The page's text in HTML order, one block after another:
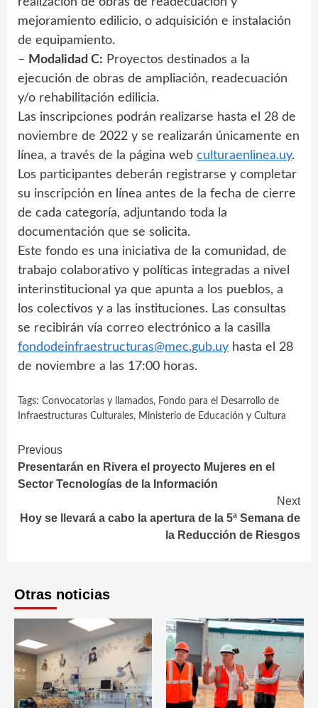
mejoramiento edilicio, o adquisición e instalación
de equipamiento.
– Modalidad C: Proyectos destinados a la
ejecución de obras de ampliación, readecuación
y/o rehabilitación edilicia.
Las inscripciones podrán realizarse hasta el 28 de
noviembre de 2022 y se realizarán únicamente en
línea, a través de la página web culturaenlinea.uy.
Los participantes deberán registrarse y completar
su inscripción en línea antes de la fecha de cierre
de cada categoría, adjuntando toda la
documentación que se solicita.
Este fondo es una iniciativa de la comunidad, de
trabajo colaborativo y políticas integradas a nivel
interinstitucional ya que apunta a los pueblos, a
los colectivos y a las instituciones. Las consultas
se recibirán vía correo electrónico a la casilla
fondodeinfraestructuras@mec.gub.uy hasta el 28
de noviembre a las 17:00 horas.
Tags: Convocatorias y llamados, Fondo para el Desarrollo de
Infraestructuras Culturales, Ministerio de Educación y Cultura
Continue
Reading
Previous
Presentarán en Rivera el proyecto Mujeres en el
Sector Tecnologías de la Información
Next
Hoy se llevará a cabo la apertura de la 5ª Semana de
la Reducción de Riesgos
Otras noticias